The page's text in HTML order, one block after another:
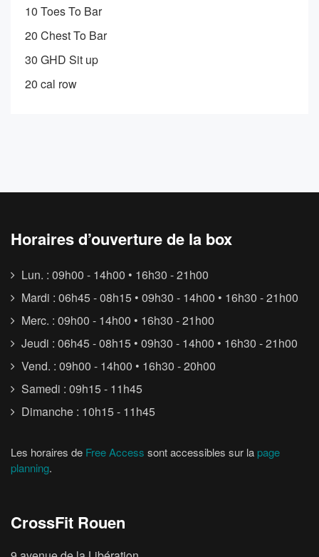
10 Toes To Bar
20 Chest To Bar
30 GHD Sit up
20 cal row
Horaires d’ouverture de la box
Lun. : 09h00 - 14h00 • 16h30 - 21h00
Mardi : 06h45 - 08h15 • 09h30 - 14h00 • 16h30 - 21h00
Merc. : 09h00 - 14h00 • 16h30 - 21h00
Jeudi : 06h45 - 08h15 • 09h30 - 14h00 • 16h30 - 21h00
Vend. : 09h00 - 14h00 • 16h30 - 20h00
Samedi : 09h15 - 11h45
Dimanche : 10h15 - 11h45
Les horaires de Free Access sont accessibles sur la page
planning.
CrossFit Rouen